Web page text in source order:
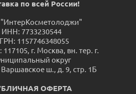
по всей России!
ИНН: 7733230544
1157746348055
г. Москва, вн. тер. г.
округ
ш., д. 9, стр. 1Б
ОФЕРТА